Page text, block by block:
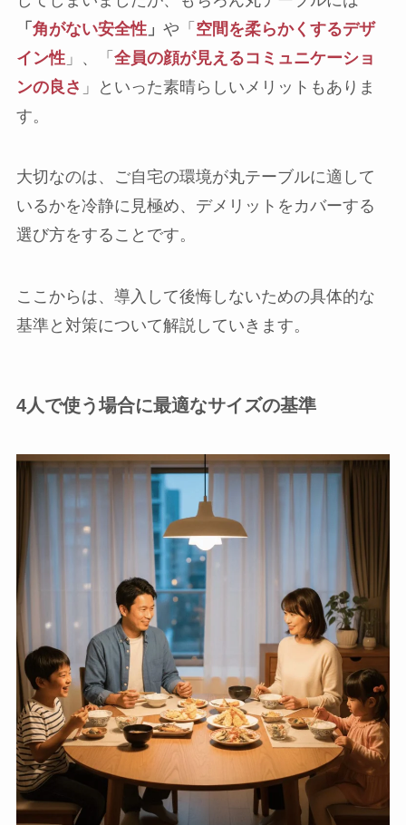
「 角がない安全性」 や「 空間を柔らかくするデザ
イン性」、「 全員の顔が見えるコミュニケーショ
ンの良さ 」といった素晴らしいメリットもありま
す。
大切なのは、ご自宅の環境が丸テーブルに適して
いるかを冷静に見極め、デメリットをカバーする
選び方をすることです。
ここからは、導入して後悔しないための具体的な
基準と対策について解説していきます。
4人で使う場合に最適なサイズの基準